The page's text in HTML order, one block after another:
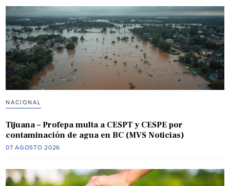
NACIONAL
Tijuana – Profepa multa a CESPT y CESPE por
contaminación de agua en BC (MVS Noticias)
07 AGOSTO 2026